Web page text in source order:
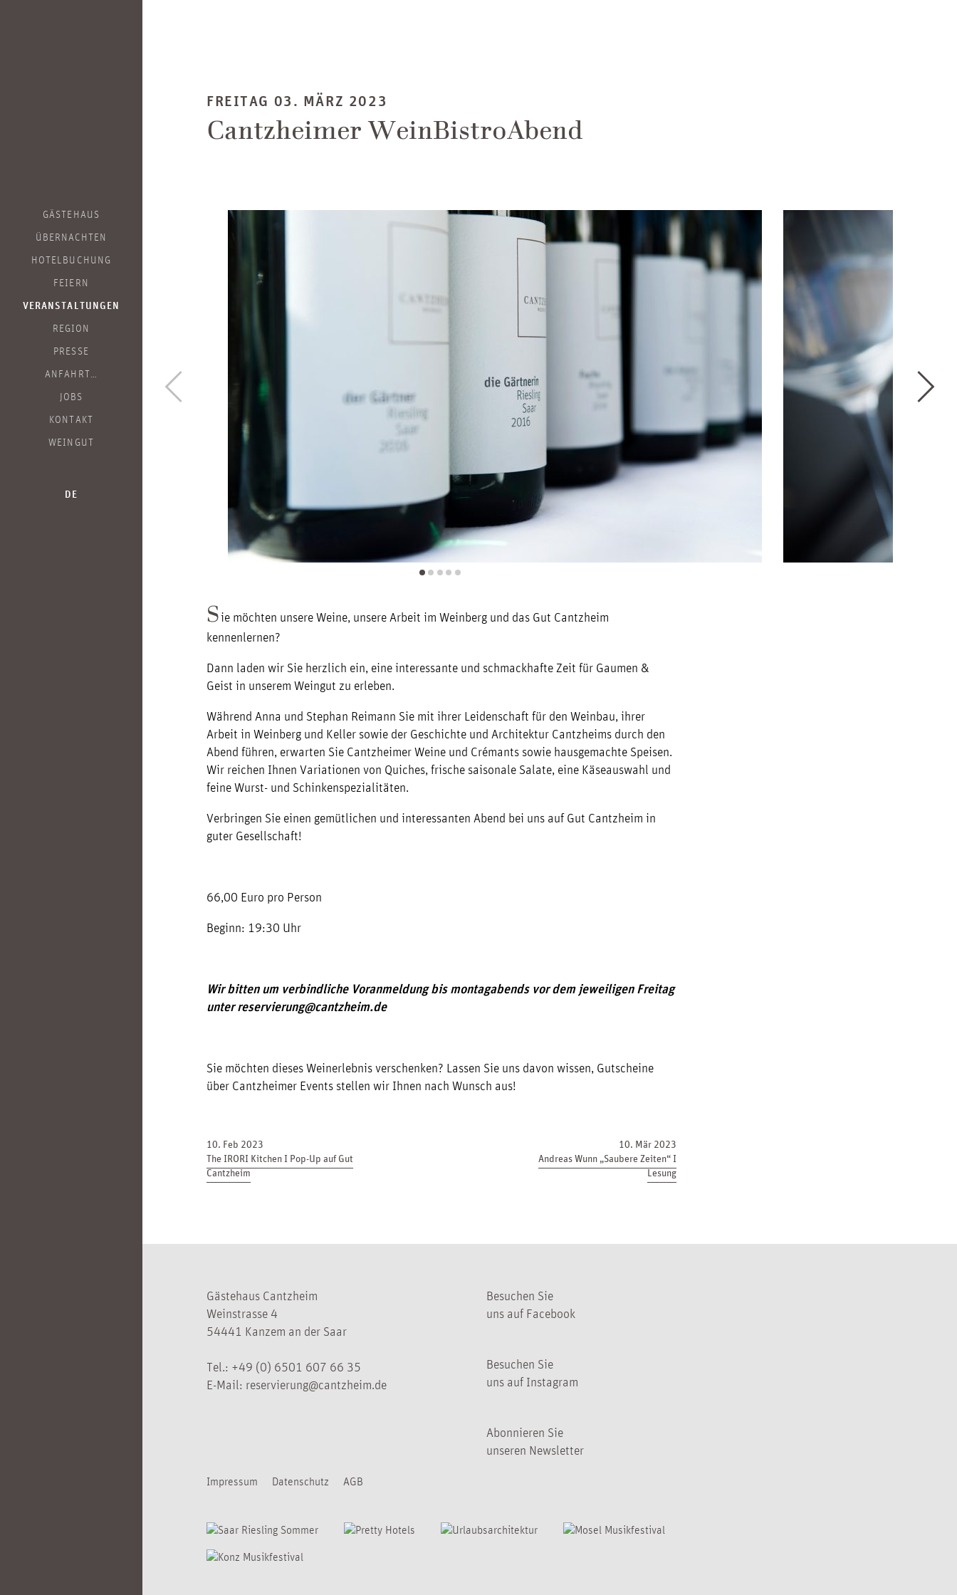
GÄSTEHAUS
ÜBERNACHTEN
HOTELBUCHUNG
FEIERN
VERANSTALTUNGEN
REGION
PRESSE
ANFAHRT…
JOBS
KONTAKT
WEINGUT
DE
FREITAG 03. MÄRZ 2023
Cantzheimer WeinBistroAbend
Sie möchten unsere Weine, unsere Arbeit im Weinberg und das Gut Cantzheim
kennenlernen?
Dann laden wir Sie herzlich ein, eine interessante und schmackhafte Zeit für Gaumen &
Geist in unserem Weingut zu erleben.
Während Anna und Stephan Reimann Sie mit ihrer Leidenschaft für den Weinbau, ihrer
Arbeit in Weinberg und Keller sowie der Geschichte und Architektur Cantzheims durch den
Abend führen, erwarten Sie Cantzheimer Weine und Crémants sowie hausgemachte Speisen.
Wir reichen Ihnen Variationen von Quiches, frische saisonale Salate, eine Käseauswahl und
feine Wurst- und Schinkenspezialitäten.
Verbringen Sie einen gemütlichen und interessanten Abend bei uns auf Gut Cantzheim in
guter Gesellschaft!
66,00 Euro pro Person
Beginn: 19:30 Uhr
Wir bitten um verbindliche Voranmeldung bis montagabends vor dem jeweiligen Freitag
unter reservierung@cantzheim.de
Sie möchten dieses Weinerlebnis verschenken? Lassen Sie uns davon wissen, Gutscheine
über Cantzheimer Events stellen wir Ihnen nach Wunsch aus!
10. Feb 2023
The IRORI Kitchen I Pop-Up auf Gut
Cantzheim
10. Mär 2023
Andreas Wunn „Saubere Zeiten“ I
Lesung
Gästehaus Cantzheim
Weinstrasse 4
54441 Kanzem an der Saar
Tel.: +49 (0) 6501 607 66 35
E-Mail: reservierung@cantzheim.de
Besuchen Sie
uns auf Facebook
Besuchen Sie
uns auf Instagram
Abonnieren Sie
unseren Newsletter
Impressum Datenschutz AGB